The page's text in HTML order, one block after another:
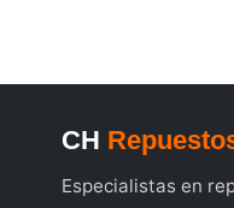
CH
Especialistas en